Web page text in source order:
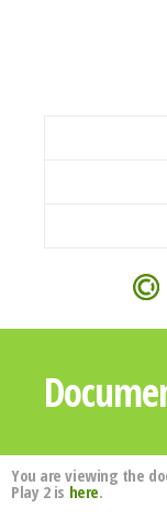
You are viewing the
Play 2 is here.